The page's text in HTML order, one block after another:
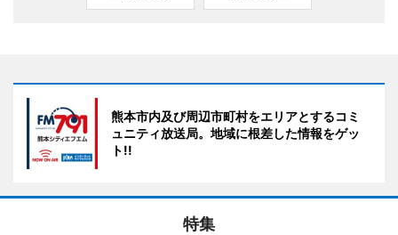
熊本市内及び周辺市町村をエリアとするコミ
ュニティ放送局。地域に根差した情報をゲッ
ト!!
特集